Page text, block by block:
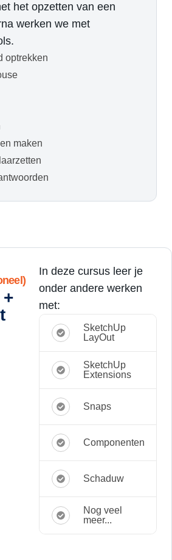
het opzetten van een
werken we met
optrekken
maken
In deze cursus leer je
onder andere werken
met:
SketchUp
LayOut
SketchUp
Extensions
Snaps
Componenten
Schaduw
Nog veel
meer...